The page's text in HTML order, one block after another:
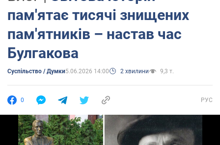
пам'ятає тисячі знищених
пам'ятників – настав час
Булгакова
Суспільство / Думки5.06.2026 14:00 2 хвилини 9,3 т.
0 РУС